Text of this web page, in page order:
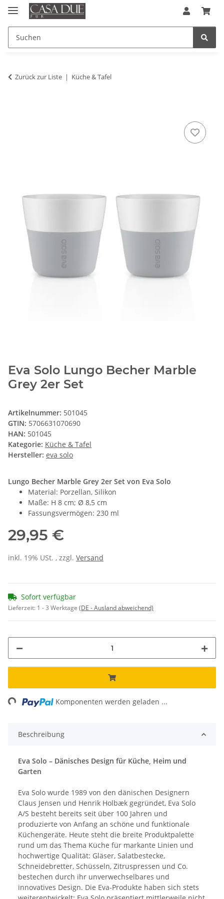
Zurück zur Liste Küche & Tafel
Eva Solo Lungo Becher Marble
Grey 2er Set
Artikelnummer: 501045
GTIN: 5706631070690
HAN: 501045
Kategorie: Küche & Tafel
Hersteller: eva solo
Lungo Becher Marble Grey 2er Set von Eva Solo
Material: Porzellan, Silikon
Maße: H 8 cm; Ø 8,5 cm
Fassungsvermögen: 230 ml
29,95 €
inkl. 19% USt. , zzgl. Versand
Sofort verfügbar
Lieferzeit: 1 - 3 Werktage (DE - Ausland abweichend)
Komponenten werden geladen ...
Beschreibung
Eva Solo – Dänisches Design für Küche, Heim und
Garten
Eva Solo wurde 1989 von den dänischen Designern
Claus Jensen und Henrik Holbæk gegründet, Eva Solo
A/S besteht bereits seit über 100 Jahren und
produzierte von Anfang an schöne und funktionale
Küchengeräte. Heute steht die breite Produktpalette
rund um das Thema Küche für markante Linien und
hochwertige Qualität: Gläser, Salatbestecke,
Schneidebretter, Schüsseln, Zitruspressen und Co.
bestechen durch ihr unverwechselbares und
innovatives Design. Die Eva-Produkte haben sich stets